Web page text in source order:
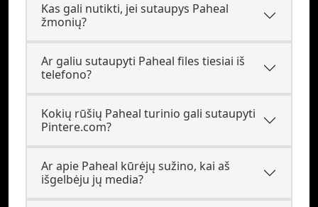
Kas gali nutikti, jei sutaupys Paheal
žmonių?
Ar galiu sutaupyti Paheal files tiesiai iš
telefono?
Kokių rūšių Paheal turinio gali sutaupyti
Pintere.com?
Ar apie Paheal kūrėjų sužino, kai aš
išgelbėju jų media?